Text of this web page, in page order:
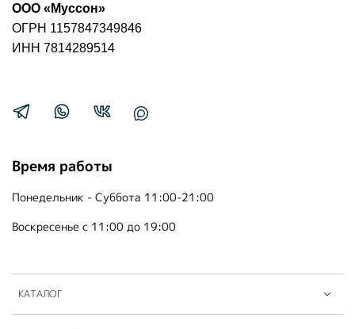
КАТАЛОГ
Время работы
Понедельник - Суббота 11:00-21:00
Воскресенье с 11:00 до 19:00
ООО «Муссон»
ОГРН 1157847349846
ИНН 7814289514